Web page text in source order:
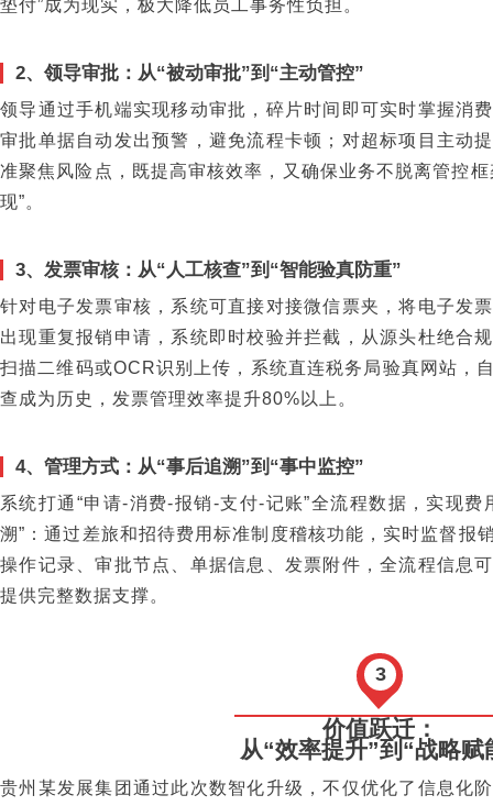
垫付”成为现实，极大降低员工事务性负担。
2、领导审批：从“被动审批”到“主动管控”
领导通过手机端实现移动审批，碎片时间即可实时掌握消
审批单据自动发出预警，避免流程卡顿；对超标项目主动
准聚焦风险点，既提高审核效率，又确保业务不脱离管控
现”。
3、发票审核：从“人工核查”到“智能验真防重”
针对电子发票审核，系统可直接对接微信票夹，将电子发
出现重复报销申请，系统即时校验并拦截，从源头杜绝合
扫描二维码或OCR识别上传，系统直连税务局验真网站
查成为历史，发票管理效率提升80%以上。
4、管理方式：从“事后追溯”到“事中监控”
系统打通“申请-消费-报销-支付-记账”全流程数据，实现费
溯”：通过差旅和招待费用标准制度稽核功能，实时监督报
操作记录、审批节点、单据信息、发票附件，全流程信息
提供完整数据支撑。
3
价值跃迁：
从“效率提升”到“战略赋
贵州某发展集团通过此次数智化升级，不仅优化了信息化